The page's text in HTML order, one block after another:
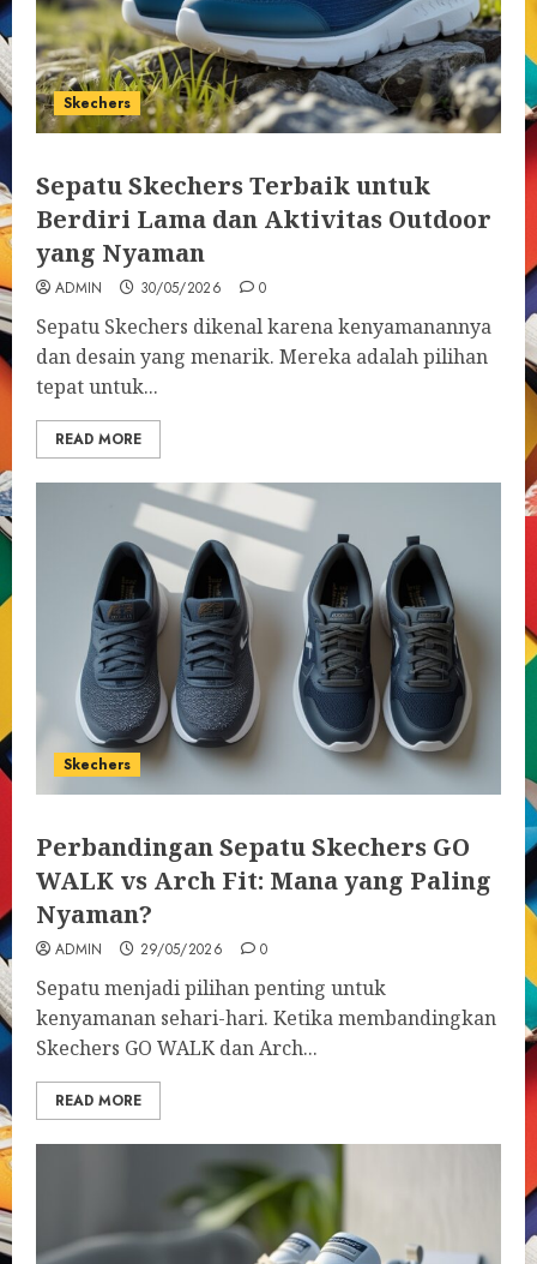
Skechers
Sepatu Skechers Terbaik untuk
Berdiri Lama dan Aktivitas Outdoor
yang Nyaman
ADMIN 30/05/2026 0
Sepatu Skechers dikenal karena kenyamanannya
dan desain yang menarik. Mereka adalah pilihan
tepat untuk...
READ MORE
Skechers
Perbandingan Sepatu Skechers GO
WALK vs Arch Fit: Mana yang Paling
Nyaman?
ADMIN 29/05/2026 0
Sepatu menjadi pilihan penting untuk
kenyamanan sehari-hari. Ketika membandingkan
Skechers GO WALK dan Arch...
READ MORE